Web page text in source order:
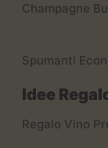
Champagne
Spumanti
Idee
Regalo Vino